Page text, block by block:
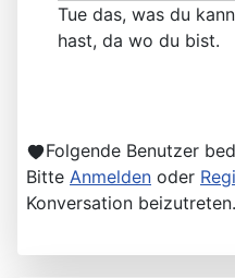
Tue das, was du
hast, da wo du bist.
Folgende Benutzer
Bitte Anmelden oder
Konversation beizutreten.